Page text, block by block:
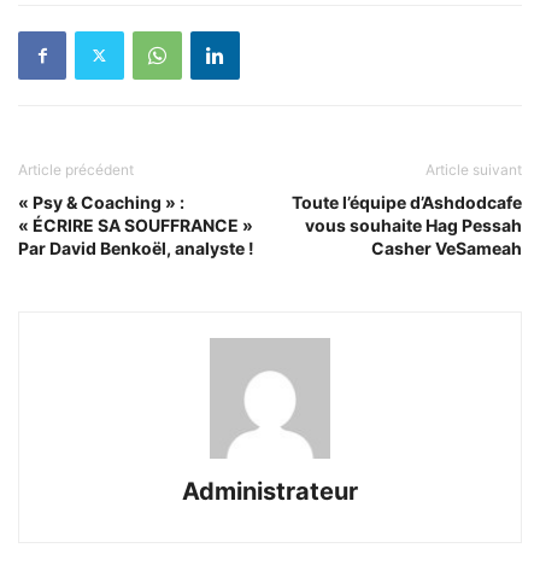
Article précédent
« Psy & Coaching » :
« ÉCRIRE SA SOUFFRANCE »
Par David Benkoël, analyste !
Article suivant
Toute l’équipe d’Ashdodcafe
vous souhaite Hag Pessah
Casher VeSameah
Administrateur